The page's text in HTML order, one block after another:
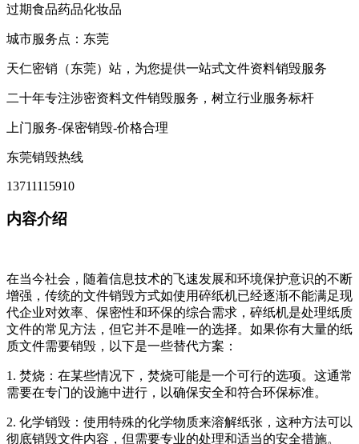
过期食品药品化妆品
城市服务点：东莞
天仁密销（东莞）站，为您提供一站式文件资料销毁服务
二十年专注涉密资料文件销毁服务，树立行业服务标杆
上门服务-保密销毁-价格合理
东莞销毁热线
13711115910
内容介绍
在当今社会，随着信息技术的飞速发展和环境保护意识的不断
增强，传统的文件销毁方式如使用碎纸机已经逐渐不能满足现
代企业对效率、保密性和环保的综合需求，碎纸机是处理纸质
文件的常见方法，但它并不是唯一的选择。如果你有大量的纸
质文件需要销毁，以下是一些替代方案：
1. 焚烧：在某些情况下，焚烧可能是一个可行的选项。这通常
需要在专门的设施中进行，以确保安全和符合环保标准。
2. 化学销毁：使用特殊的化学物质来溶解纸张，这种方法可以
彻底销毁文件内容，但需要专业的处理和适当的安全措施。